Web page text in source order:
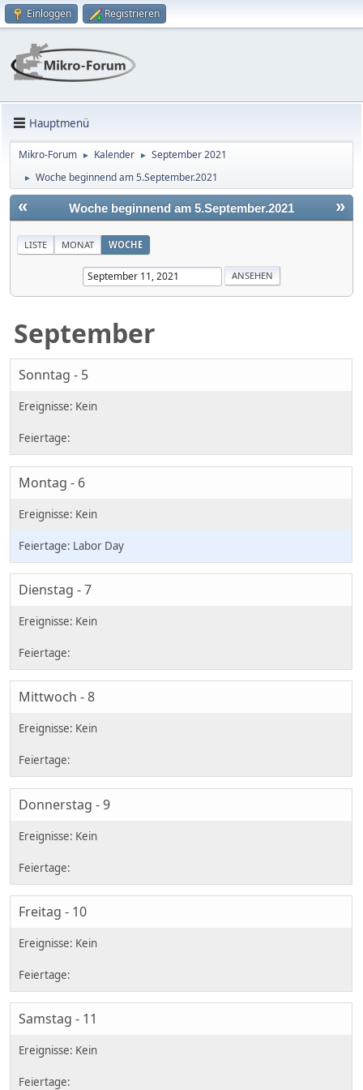
Einloggen Registrieren
Hauptmenü
Mikro-Forum ► Kalender ► September 2021
► Woche beginnend am 5.September.2021
« »
Woche beginnend am 5.September.2021
LISTE MONAT WOCHE
September
Sonntag - 5
Montag - 6
Labor Day
Dienstag - 7
Mittwoch - 8
Donnerstag - 9
Freitag - 10
Samstag - 11